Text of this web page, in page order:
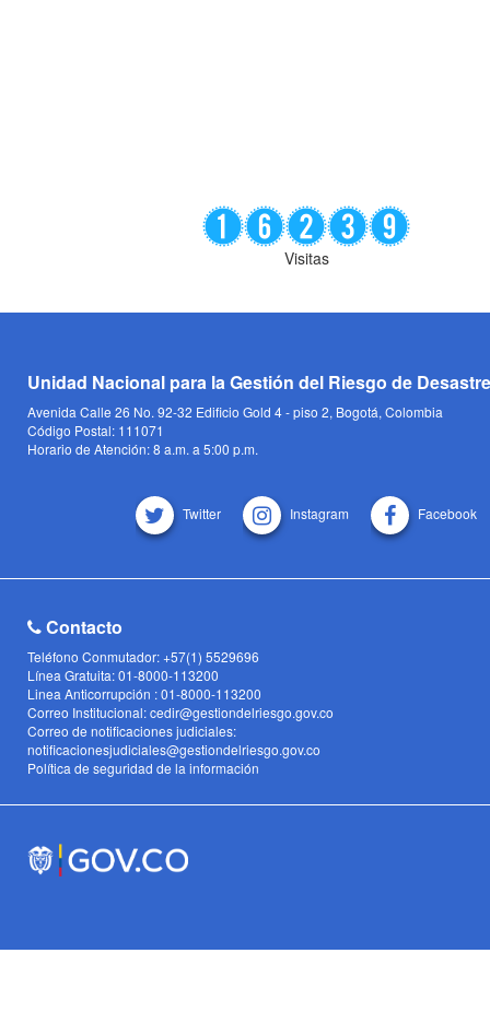
Visitas
Unidad Nacional para la Gestión del Riesgo de
Avenida Calle 26 No. 92-32 Edificio Gold 4 - piso 2, Bogotá, Colombia
Código Postal: 111071
Horario de Atención: 8 a.m. a 5:00 p.m.
Twitter Instagram Facebook
Contacto
Teléfono Conmutador: +57(1) 5529696
Línea Gratuita: 01-8000-113200
Linea Anticorrupción : 01-8000-113200
Correo Institucional: cedir@gestiondelriesgo.gov.co
Correo de notificaciones judiciales:
notificacionesjudiciales@gestiondelriesgo.gov.co
Política de seguridad de la información